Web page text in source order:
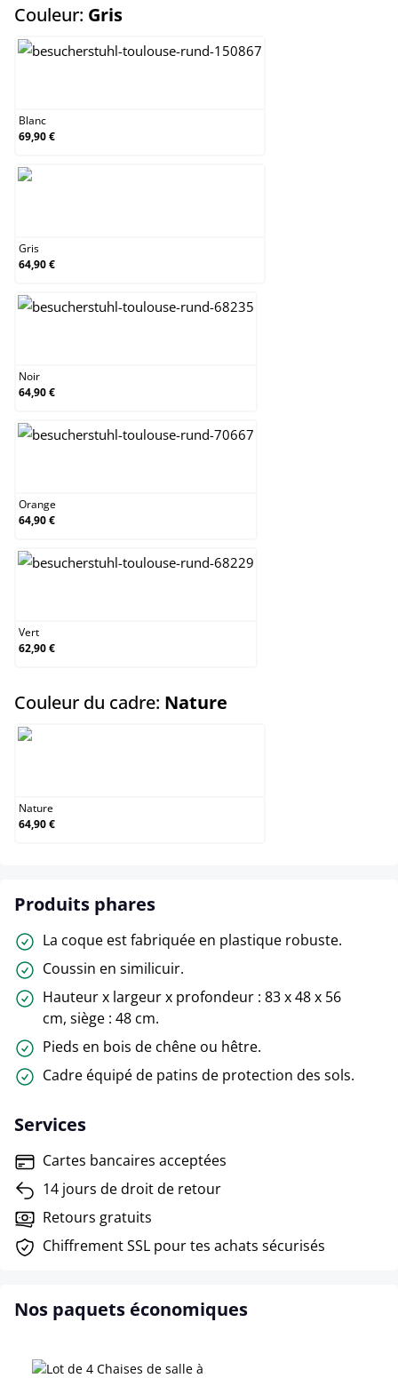
Couleur: Grisselect
Blanc
69,90 €
Gris
64,90 €
Noir
64,90 €
Orange
64,90 €
Vert
62,90 €
Couleur du cadre: Nature
Nature
64,90 €
Produits phares
La coque est fabriquée en plastique robuste.
Coussin en similicuir.
Hauteur x largeur x profondeur : 83 x 48 x 56
cm, siège : 48 cm.
Pieds en bois de chêne ou hêtre.
Cadre équipé de patins de protection des sols.
Services
Cartes bancaires acceptées
14 jours de droit de retour
Retours gratuits
Chiffrement SSL pour tes achats sécurisés
Nos paquets économiques